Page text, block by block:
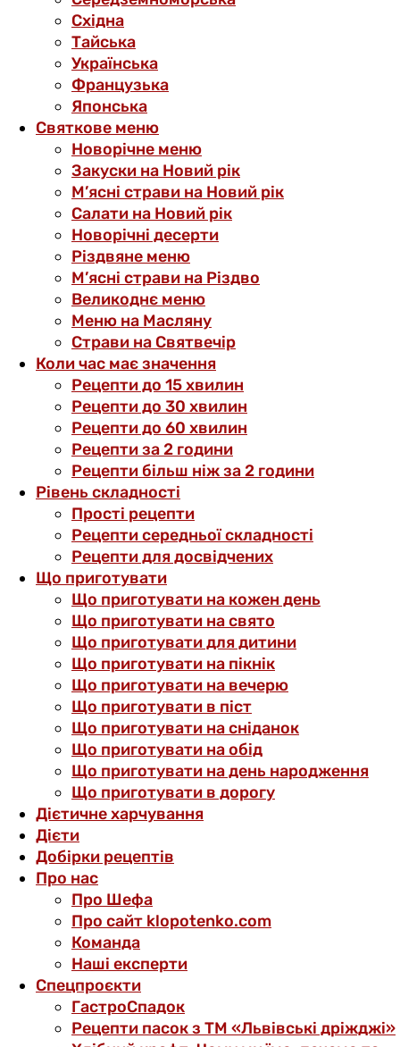
Східна
Тайська
Українська
Французька
Японська
Святкове меню
Новорічне меню
Закуски на Новий рік
М’ясні страви на Новий рік
Салати на Новий рік
Новорічні десерти
Різдвяне меню
М’ясні страви на Різдво
Великоднє меню
Меню на Масляну
Страви на Святвечір
Коли час має значення
Рецепти до 15 хвилин
Рецепти до 30 хвилин
Рецепти до 60 хвилин
Рецепти за 2 години
Рецепти більш ніж за 2 години
Рівень складності
Прості рецепти
Рецепти середньої складності
Рецепти для досвідчених
Що приготувати
Що приготувати на кожен день
Що приготувати на свято
Що приготувати для дитини
Що приготувати на пікнік
Що приготувати на вечерю
Що приготувати в піст
Що приготувати на сніданок
Що приготувати на обід
Що приготувати на день народження
Що приготувати в дорогу
Дієтичне харчування
Дієти
Добірки рецептів
Про нас
Про Шефа
Про сайт klopotenko.com
Команда
Наші експерти
Спецпроєкти
ГастроСпадок
Рецепти пасок з ТМ «Львівські дріжджі»